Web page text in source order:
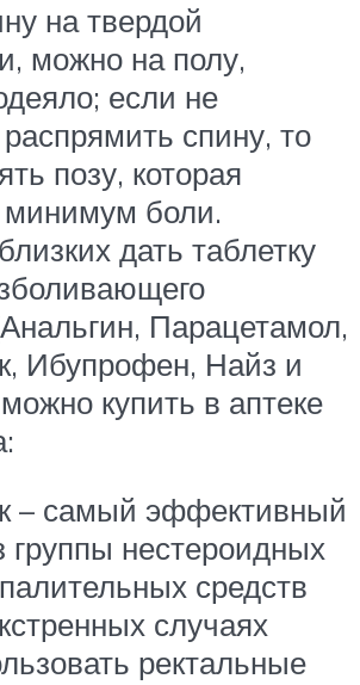
на твердой
можно на полу,
если не
спину, то
позу, которая
минимум боли.
дать таблетку
Парацетамол,
Ибупрофен, Найз и
купить в аптеке
– самый эффективный
группы нестероидных
средств
случаях
ректальные